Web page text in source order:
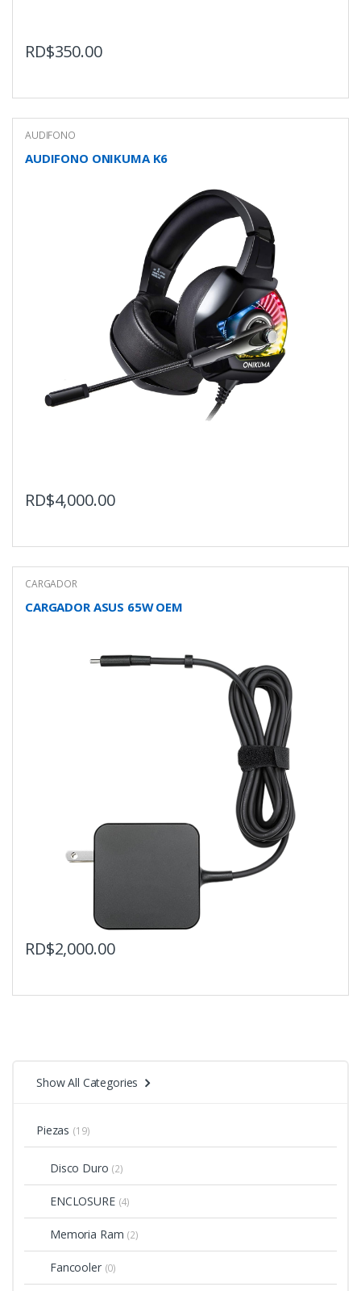
RD$350.00
AUDIFONO
AUDIFONO ONIKUMA K6
RD$4,000.00
CARGADOR
CARGADOR ASUS 65W OEM
RD$2,000.00
Show All Categories
Piezas (19)
Disco Duro (2)
ENCLOSURE (4)
Memoria Ram (2)
Fancooler (0)